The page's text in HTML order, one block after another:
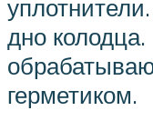
дно
герметиком.